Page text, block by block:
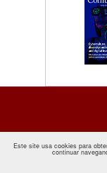
Este site usa cookies para
continuar